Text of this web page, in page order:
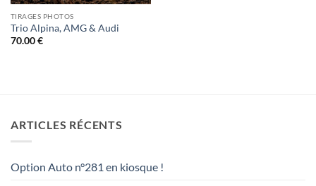
TIRAGES PHOTOS
Trio Alpina, AMG & Audi
70.00€
ARTICLES RÉCENTS
Option Auto n°281 en kiosque !